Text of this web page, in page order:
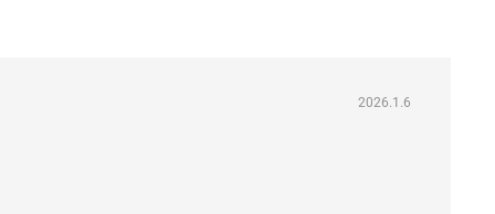
2026.1.6